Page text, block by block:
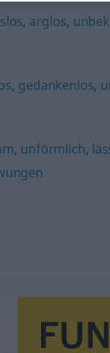
, arglos,
, gedankenlos,
, unförmlich,